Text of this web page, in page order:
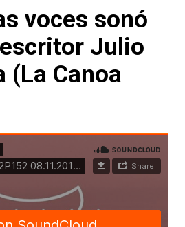
voces sonó
Julio
(La Canoa